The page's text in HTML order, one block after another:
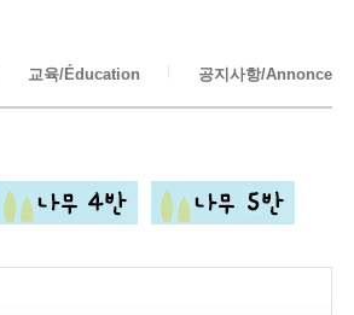
교육/Éducation 공지사항/Annonce